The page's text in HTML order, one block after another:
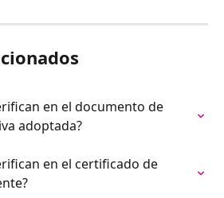
en el documento de
adoptada?
en el certificado de